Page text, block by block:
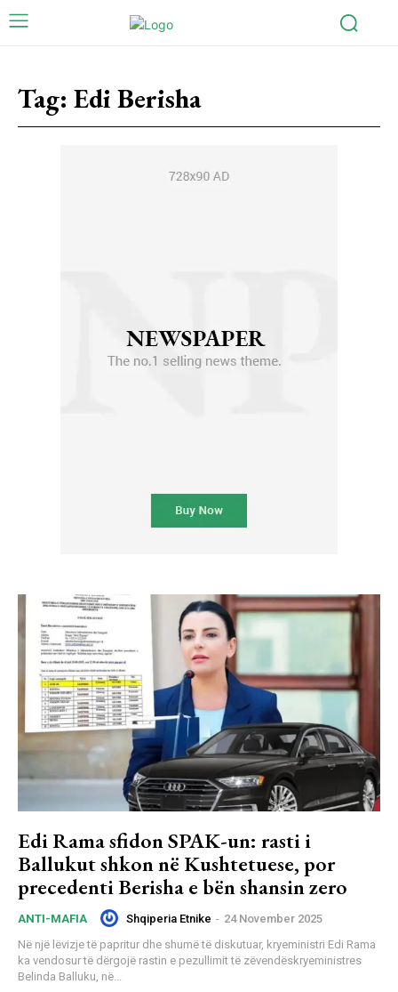
Tag: Edi Berisha
Edi Rama sfidon SPAK-un: rasti i
Ballukut shkon në Kushtetuese, por
precedenti Berisha e bën shansin zero
ANTI-MAFIA Shqiperia Etnike - 24 November 2025
Në një lëvizje të papritur dhe shumë të diskutuar, kryeministri Edi Rama
ka vendosur të dërgojë rastin e pezullimit të zëvendëskryeministres
Belinda Balluku, në...